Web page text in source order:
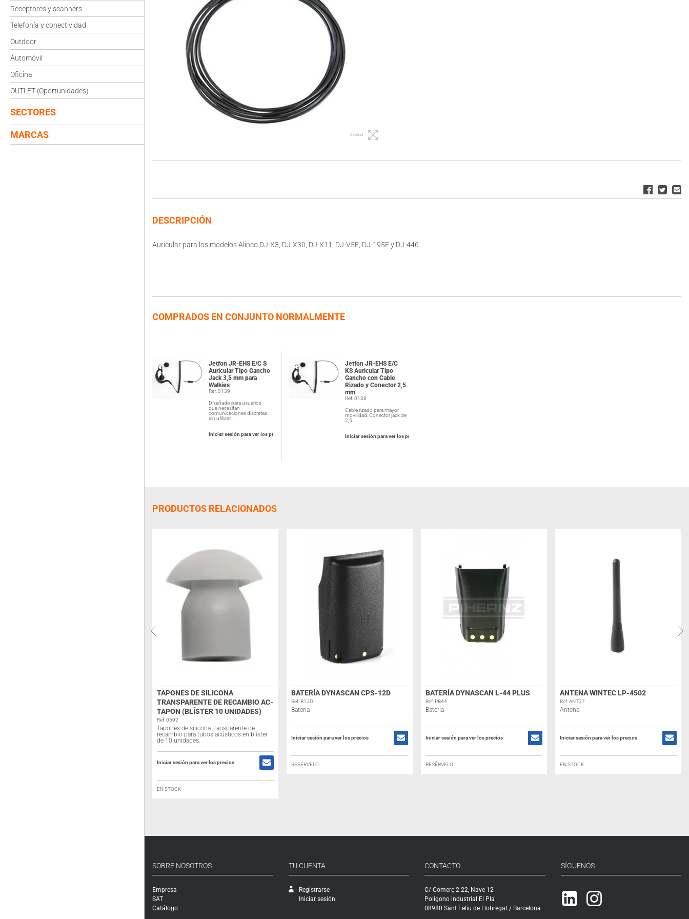
Receptores y scanners
Telefonía y conectividad
Outdoor
Automóvil
Oficina
OUTLET (Oportunidades)
SECTORES
MARCAS Expand
DESCRIPCIÓN
Auricular para los modelos Alinco DJ-X3, DJ-X30, DJ-X11, DJ-V5E, DJ-195E y DJ-446.
COMPRADOS EN CONJUNTO NORMALMENTE
Jetfon JR-EHS E/C S
Auricular Tipo Gancho
Jack 3,5 mm para
Walkies
Ref: 0139
Diseñado para usuarios
que necesitan
comunicaciones discretas
sin utilizar…
Iniciar sesión para ver los precios
Jetfon JR-EHS E/C
KS Auricular Tipo
Gancho con Cable
Rizado y Conector 2,5
mm
Ref: 0138
Cable rizado para mayor
movilidad. Conector jack de
2,5…
Iniciar sesión para ver los precios
PRODUCTOS RELACIONADOS
TAPONES DE SILICONA
TRANSPARENTE DE RECAMBIO AC-
TAPON (BLÍSTER 10 UNIDADES)
Ref: 0592
Tapones de silicona transparente de
recambio para tubos acústicos en blíster
de 10 unidades.
Iniciar sesión para ver los precios
EN STOCK
BATERÍA DYNASCAN CPS-12D
Ref: B12D
Batería
Iniciar sesión para ver los precios
RESÉRVELO
BATERÍA DYNASCAN L-44 PLUS
Ref: PB44
Batería
Iniciar sesión para ver los precios
RESÉRVELO
ANTENA WINTEC LP-4502
Ref: ANT27
Antena
Iniciar sesión para ver los precios
EN STOCK
SOBRE NOSOTROS
Empresa
SAT
Catálogo
TU CUENTA
Registrarse
Iniciar sesión
CONTACTO
C/ Comerç 2-22, Nave 12
Polígono industrial El Pla
08980 Sant Feliu de Llobregat / Barcelona
SÍGUENOS
Linkedin
Instagram